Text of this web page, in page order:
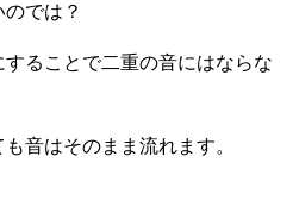
では？
ることで二重の音にはならな
音はそのまま流れます。